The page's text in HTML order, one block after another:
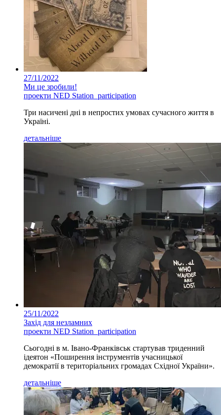
27/11/2022
Ми це зробили!
проекти NED Station_participation
Три насичені дні в непростих умовах сучасного життя в
Україні.
детальніше
25/11/2022
Захід для незламних
проекти NED Station_participation
Сьогодні в м. Івано-Франківськ стартував триденний
ідеятон «Поширення інструментів учасницької
демократії в територіальних громадах Східної України».
детальніше